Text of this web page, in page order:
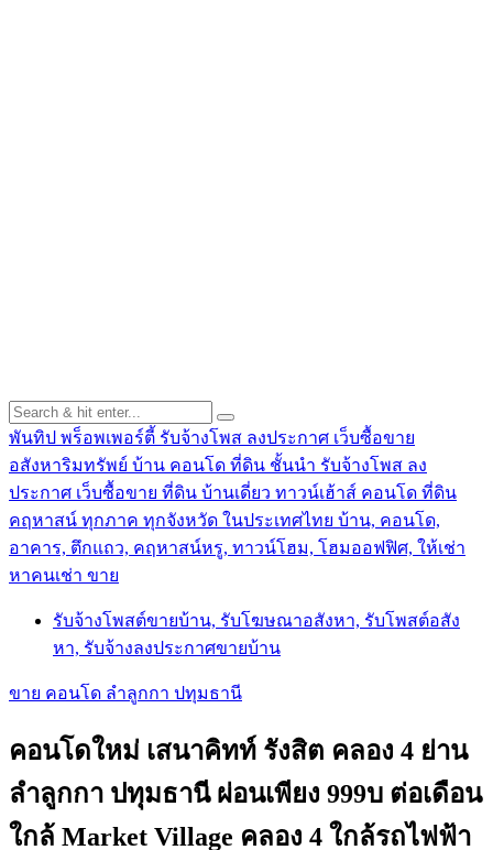
พันทิป พร็อพเพอร์ตี้ รับจ้างโพส ลงประกาศ เว็บซื้อขาย
อสังหาริมทรัพย์ บ้าน คอนโด ที่ดิน ชั้นนำ รับจ้างโพส ลง
ประกาศ เว็บซื้อขาย ที่ดิน บ้านเดี่ยว ทาวน์เฮ้าส์ คอนโด ที่ดิน
คฤหาสน์ ทุกภาค ทุกจังหวัด ในประเทศไทย บ้าน, คอนโด,
อาคาร, ตึกแถว, คฤหาสน์หรู, ทาวน์โฮม, โฮมออฟฟิศ, ให้เช่า
หาคนเช่า ขาย
รับจ้างโพสต์ขายบ้าน, รับโฆษณาอสังหา, รับโพสต์อสัง
หา, รับจ้างลงประกาศขายบ้าน
ขาย คอนโด ลำลูกกา ปทุมธานี
คอนโดใหม่ เสนาคิทท์ รังสิต คลอง 4 ย่าน
ลำลูกกา ปทุมธานี ผ่อนเพียง 999บ ต่อเดือน
ใกล้ Market Village คลอง 4 ใกล้รถไฟฟ้า